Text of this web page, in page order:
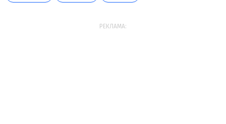
РЕКЛАМА: